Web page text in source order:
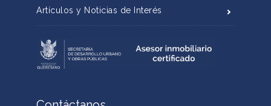
Artículos y Noticias de Interés